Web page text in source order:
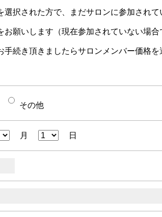
選択された方で、まだサロンに参加されて
お願いします（現在参加されていない場合
手続き頂きましたらサロンメンバー価格を
その他
月 日